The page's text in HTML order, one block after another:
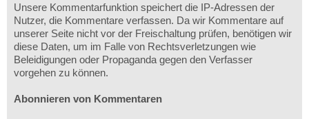
Unsere Kommentarfunktion speichert die IP-Adressen der
Nutzer, die Kommentare verfassen. Da wir Kommentare auf
unserer Seite nicht vor der Freischaltung prüfen, benötigen wir
diese Daten, um im Falle von Rechtsverletzungen wie
Beleidigungen oder Propaganda gegen den Verfasser
vorgehen zu können.
Abonnieren von Kommentaren